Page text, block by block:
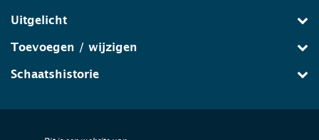
Uitgelicht
Toevoegen / wijzigen
Schaatshistorie